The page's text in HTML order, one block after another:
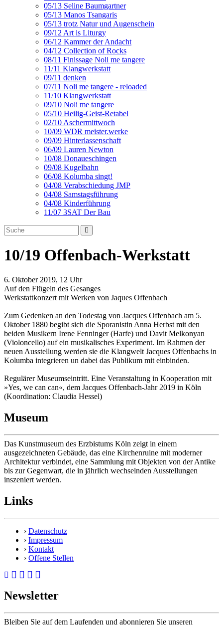
05/13 Seline Baumgartner
05/13 Manos Tsangaris
05/13 trotz Natur und Augenschein
09/12 Art is Liturgy
06/12 Kammer der Andacht
04/12 Collection of Rocks
08/11 Finissage Noli me tangere
11/11 Klangwerkstatt
09/11 denken
07/11 Noli me tangere - reloaded
11/10 Klangwerkstatt
09/10 Noli me tangere
05/10 Heilig-Geist-Retabel
02/10 Aschermittwoch
10/09 WDR meister.werke
09/09 Hinterlassenschaft
06/09 Lauren Newton
10/08 Donaueschingen
09/08 Kugelbahn
06/08 Kolumba singt!
04/08 Verabschiedung JMP
04/08 Samstagsführung
04/08 Kinderführung
11/07 3SAT Der Bau
10/19 Offenbach-Werkstatt
6. Oktober 2019, 12 Uhr
Auf den Flügeln des Gesanges
Werkstattkonzert mit Werken von Jaques Offenbach
Zum Gedenken an den Todestag von Jacques Offenbach am 5.
Oktober 1880 begibt sich die Sporanistin Anna Herbst mit den
beiden Musikern Irene Fenninger (Harfe) und Davit Melkonyan
(Violoncello) auf ein musikalisches Experiment. Im Rahmen der
neuen Ausstellung werden sie die Klangwelt Jacques Offenbachs in
Kolumba integrieren un dabei das Publikum mit einbinden.
Regulärer Museumseintritt. Eine Veranstaltung in Kooperation mit
»Yes, we can can«, dem Jacques Offenbach-Jahr 2019 in Köln
(Koordination: Claudia Hessel)
Museum
Das Kunstmuseum des Erzbistums Köln zeigt in einem
ausgezeichneten Gebäude, das eine Kirchenruine mit moderner
Architektur verbindet, eine Sammlung mit Objekten von der Antike
bis zur Gegenwart, die in jährlich wechselnden Ausstellungen
inszeniert werden.
Links
› Datenschutz
› Impressum
› Kontakt
› Offene Stellen
Newsletter
Bleiben Sie auf dem Laufenden und abonnieren Sie unseren